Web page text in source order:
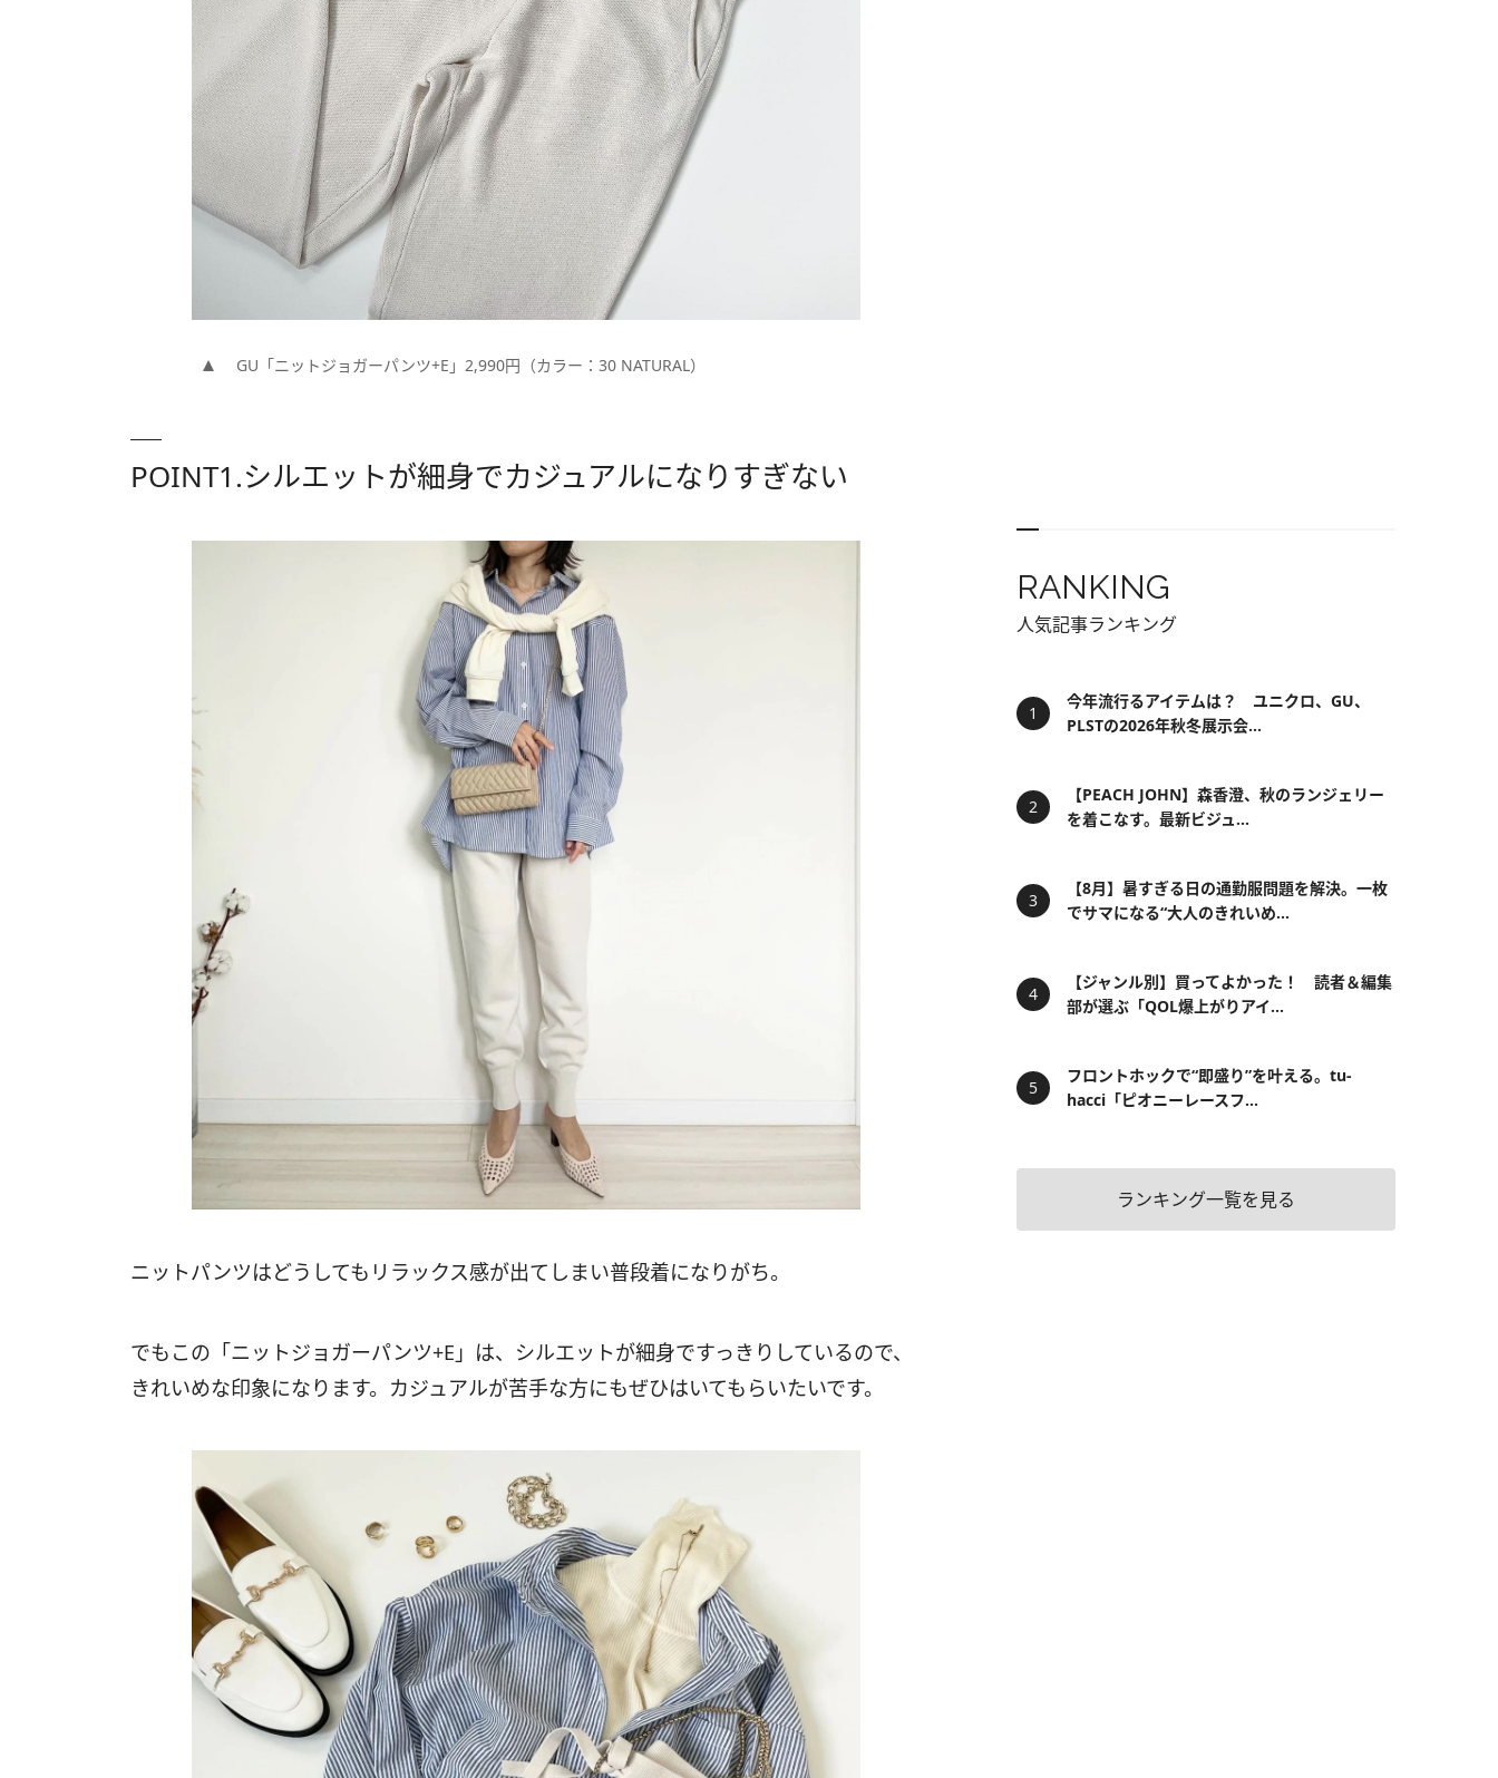
GU「ニットジョガーパンツ+E」2,990円（カラー：30 NATURAL）
POINT1.シルエットが細身でカジュアルになりすぎない
ニットパンツはどうしてもリラックス感が出てしまい普段着になりがち。
でもこの「ニットジョガーパンツ+E」は、シルエットが細身ですっきりしているので、
きれいめな印象になります。カジュアルが苦手な方にもぜひはいてもらいたいです。
RANKING
人気記事ランキング
今年流行るアイテムは？ ユニクロ、GU、
PLSTの2026年秋冬展示会...
【PEACH JOHN】森香澄、秋のランジェリー
を着こなす。最新ビジュ...
【8月】暑すぎる日の通勤服問題を解決。一枚
でサマになる“大人のきれいめ...
【ジャンル別】買ってよかった！ 読者＆編集
部が選ぶ「QOL爆上がりアイ...
フロントホックで“即盛り”を叶える。tu-
hacci「ピオニーレースフ...
ランキング一覧を見る